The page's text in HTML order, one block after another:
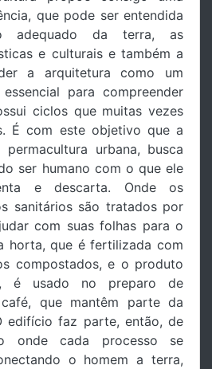
que pode ser entendida
adequado da terra, as
e culturais e também a
a arquitetura como um
para compreender
ciclos que muitas vezes
É com este objetivo que a
urbana, busca
ser humano com o que ele
e descarta. Onde os
sanitários são tratados por
com suas folhas para o
horta, que é fertilizada com
compostados, e o produto
é usado no preparo de
que mantêm parte da
edifício faz parte, então, de
onde cada processo se
o homem a terra,